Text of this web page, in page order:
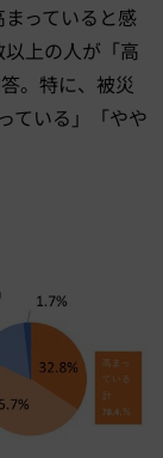
っていると感
上の人が「高
。特に、被災
ている」「やや